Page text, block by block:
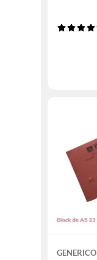
GENERICO